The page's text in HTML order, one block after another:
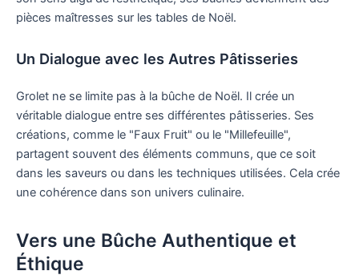
pièces maîtresses sur les tables de Noël.
Un Dialogue avec les Autres Pâtisseries
Grolet ne se limite pas à la bûche de Noël. Il crée un
véritable dialogue entre ses différentes pâtisseries. Ses
créations, comme le "Faux Fruit" ou le "Millefeuille",
partagent souvent des éléments communs, que ce soit
dans les saveurs ou dans les techniques utilisées. Cela crée
une cohérence dans son univers culinaire.
Vers une Bûche Authentique et
Éthique